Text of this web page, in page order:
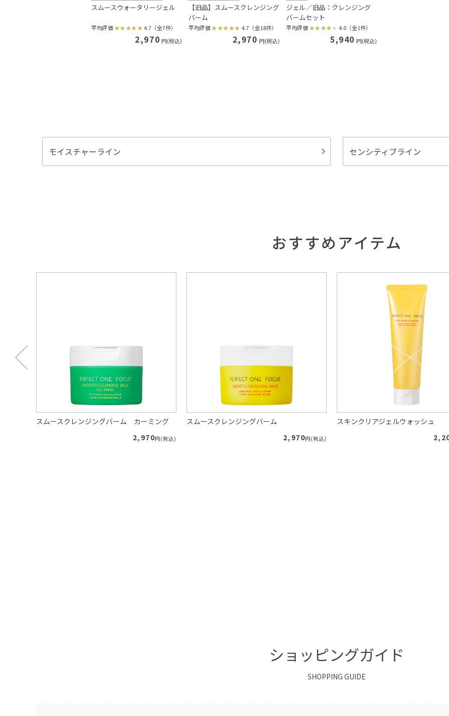
スムースウォータリージェル
平均評価 4.7（全7件）
2,970 円(税込)
【旧品】スムースクレンジング
バーム
平均評価 4.7（全18件）
2,970 円(税込)
ジェル／旧品：クレンジング
バームセット
平均評価 4.0（全1件）
5,940 円(税込)
モイスチャーライン センシティブライン
おすすめアイテム
スムースクレンジングバーム カーミング
2,970円(税込)
スムースクレンジングバーム
2,970円(税込)
スキンクリアジェルウォッシュ
ショッピングガイド
SHOPPING GUIDE